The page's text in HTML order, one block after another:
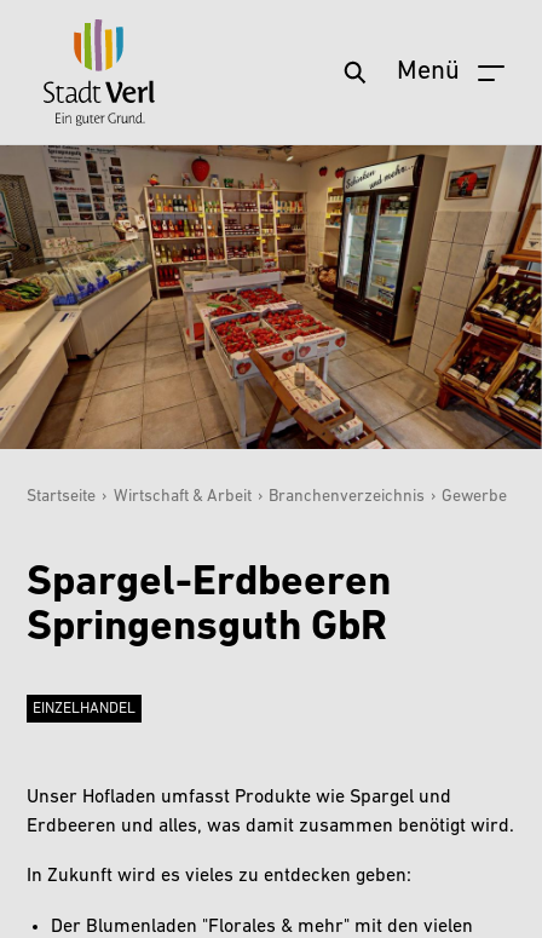
Zum Hauptinhalt springen Menü
Spargel-Erdbeeren
Springensguth GbR
EINZELHANDEL
Unser Hofladen umfasst Produkte wie Spargel und
Erdbeeren und alles, was damit zusammen benötigt wird.
In Zukunft wird es vieles zu entdecken geben:
Der Blumenladen "Florales & mehr" mit den vielen
Startseite › Wirtschaft & Arbeit › Branchenverzeichnis › Gewerbe